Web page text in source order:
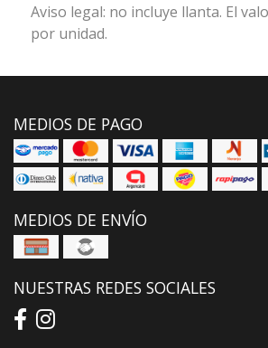
Aviso legal: no incluye llanta. El
por unidad.
MEDIOS DE PAGO
MEDIOS DE ENVÍO
NUESTRAS REDES SOCIALES